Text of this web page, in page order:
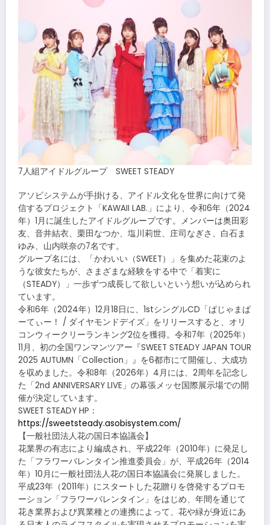
7⼈組アイドルグループ SWEET STEADY
アソビシステムが手掛ける、アイドル文化を世界に向けて発
信するプロジェクト「KAWAII LAB.」により、令和6年（2024
年）1月に誕生したアイドルグループです。メンバーは奥田彩
友、音井結衣、栗田なつか、塩川莉世、庄司なぎさ、白石ま
ゆみ、山内咲奈の7名です。
グループ名には、「かわいい（SWEET）」を集めた花束のよ
うな彼女たちが、さまざまな経験をする中で「着実に
（STEADY）」一歩ずつ成長して欲しいという想いが込められ
ています。
令和6年（2024年）12月18日に、1stシングルCD「ぱじゃまぱ
ーてぃー！ / ダイヤモンドデイズ」をリリースすると、オリ
コンウィークリーランキング2位を獲得。令和7年（2025年）
11月、初の全国ワンマンツアー『SWEET STEADY JAPAN TOUR
2025 AUTUMN「Collection」』を6都市にて開催し、大成功
を収めました。令和8年（2026年）4月には、2周年を記念し
た「2nd ANNIVERSARY LIVE」の幕張メッセ国際展示場での開
催が決定しています。
SWEET STEADY HP：
https://sweetsteady.asobisystem.com/
【一般社団法人花の国日本協議会】
花業界の有志により編成され、平成22年（2010年）に発足し
た「フラワーバレンタイン推進委員会」が、平成26年（2014
年）10月に一般社団法人花の国日本協議会に発展しました。
平成23年（2011年）にスタートした花贈りを啓発するプロモ
ーション「フラワーバレンタイン」をはじめ、年間を通じて
花き業界および異業種との連携によって、花や緑が身近にあ